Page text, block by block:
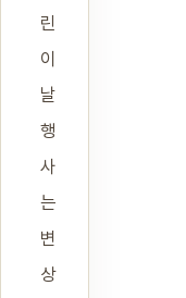
린
이
날
행
사
는
변
상